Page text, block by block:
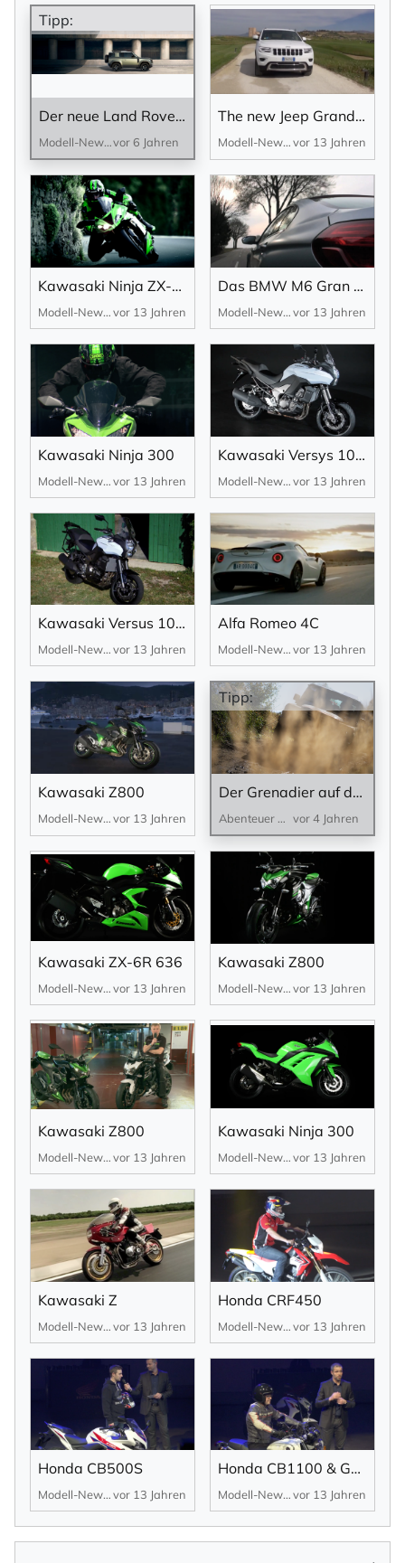
Tipp:
Der neue Land Rover Defender – Unvergleichlich und unaufhaltsam: Eine Ikone – neu erdacht für das 21. Jahrhundert.
Modell-Newsvor 6 Jahren
The new Jeep Grand Cherokee
Modell-Newsvor 13 Jahren
Kawasaki Ninja ZX-6R 636
Modell-Newsvor 13 Jahren
Das BMW M6 Gran Coupé
Modell-Newsvor 13 Jahren
Kawasaki Ninja 300
Modell-Newsvor 13 Jahren
Kawasaki Versys 1000
Modell-Newsvor 13 Jahren
Kawasaki Versus 1000
Modell-Newsvor 13 Jahren
Alfa Romeo 4C
Modell-Newsvor 13 Jahren
Kawasaki Z800
Modell-Newsvor 13 Jahren
Tipp:
Der Grenadier auf der "Abenteuer & Allrad" – im Interview und im Gelände...
Abenteuer & Allrad vor 4 Jahren
Kawasaki ZX-6R 636
Modell-Newsvor 13 Jahren
Kawasaki Z800
Modell-Newsvor 13 Jahren
Kawasaki Z800
Modell-Newsvor 13 Jahren
Kawasaki Ninja 300
Modell-Newsvor 13 Jahren
Kawasaki Z
Modell-Newsvor 13 Jahren
Honda CRF450
Modell-Newsvor 13 Jahren
Honda CB500S
Modell-Newsvor 13 Jahren
Honda CB1100 & Gold Wing F6B
Modell-Newsvor 13 Jahren
NEWSLETTER ABONNIEREN
Nachname
Ihre E-Mail-Adresse